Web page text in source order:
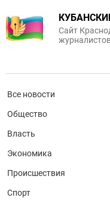
Сайт
Все новости
Общество
Власть
Экономика
Происшествия
Спорт